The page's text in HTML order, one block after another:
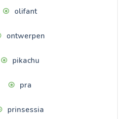
olifant
ontwerpen
pikachu
pra
prinsessia